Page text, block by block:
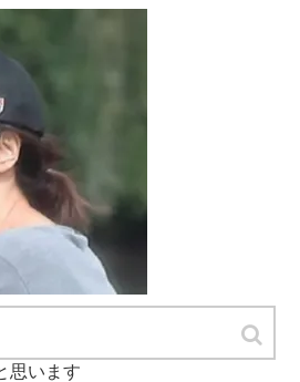
なかったと思うし、前妻さんも長
思います